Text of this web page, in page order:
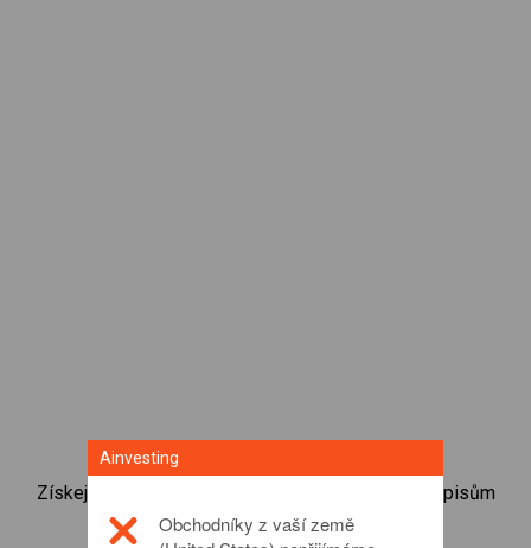
Získejte okamžitý přístup k nejoblíbenějším dluhopisům
přímo z naší obchodní CFD platformy.
Ainvesting
Obchodníky z vaší země